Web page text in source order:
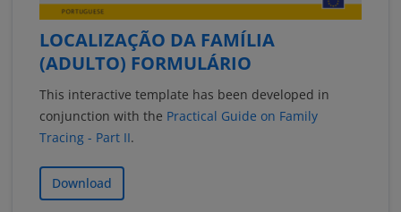
LOCALIZAÇÃO DA FAMÍLIA
(ADULTO) FORMULÁRIO
This interactive template has been developed in
conjunction with the Practical Guide on Family
Tracing - Part II.
Download